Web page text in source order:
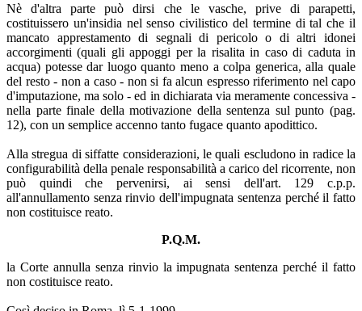
Nè d'altra parte può dirsi che le vasche, prive di parapetti,
costituissero un'insidia nel senso civilistico del termine di tal che il
mancato apprestamento di segnali di pericolo o di altri idonei
accorgimenti (quali gli appoggi per la risalita in caso di caduta in
acqua) potesse dar luogo quanto meno a colpa generica, alla quale
del resto - non a caso - non si fa alcun espresso riferimento nel capo
d'imputazione, ma solo - ed in dichiarata via meramente concessiva -
nella parte finale della motivazione della sentenza sul punto (pag.
12), con un semplice accenno tanto fugace quanto apodittico.
Alla stregua di siffatte considerazioni, le quali escludono in radice la
configurabilità della penale responsabilità a carico del ricorrente, non
può quindi che pervenirsi, ai sensi dell'art. 129 c.p.p.
all'annullamento senza rinvio dell'impugnata sentenza perché il fatto
non costituisce reato.
P.Q.M.
la Corte annulla senza rinvio la impugnata sentenza perché il fatto
non costituisce reato.